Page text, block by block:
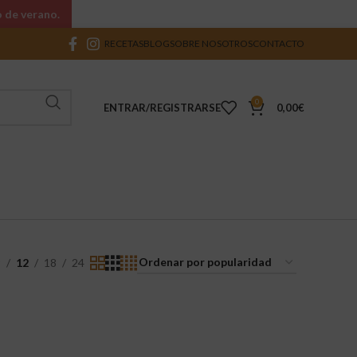
RECETASBLOGSOBRE NOSOTROSCONTACTO
ENTRAR/REGISTRARSE 0 0,00€
12 18 24
verano.